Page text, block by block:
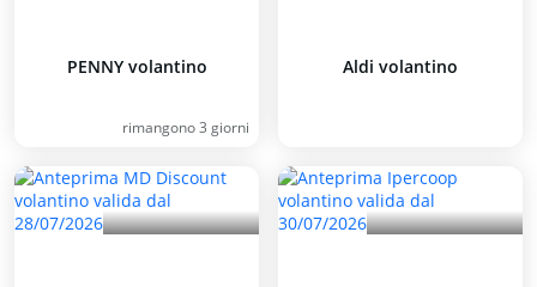
PENNY volantino
rimangono 3 giorni
Aldi volantino